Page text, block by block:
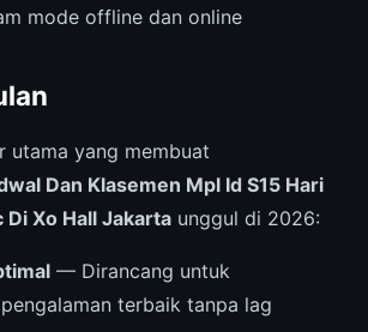
mode offline dan online
utama yang membuat
Dan Klasemen Mpl Id S15 Hari
Di Xo Hall Jakarta unggul di 2026:
— Dirancang untuk
terbaik tanpa lag